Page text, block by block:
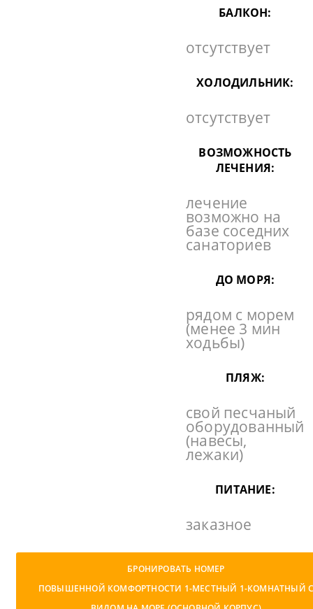
БАЛКОН:
отсутствует
ХОЛОДИЛЬНИК:
отсутствует
ВОЗМОЖНОСТЬ
ЛЕЧЕНИЯ:
лечение
возможно на
базе соседних
санаториев
ДО МОРЯ:
рядом с морем
(менее 3 мин
ходьбы)
ПЛЯЖ:
свой песчаный
оборудованный
(навесы,
лежаки)
ПИТАНИЕ:
заказное
БРОНИРОВАТЬ НОМЕР
ПОВЫШЕННОЙ КОМФОРТНОСТИ 1-МЕСТНЫЙ 1-КОМНАТНЫЙ